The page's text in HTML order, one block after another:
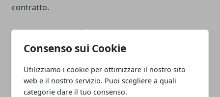
Consenso sui Cookie
Utilizziamo i cookie per ottimizzare il nostro sito
web e il nostro servizio. Puoi scegliere a quali
categorie dare il tuo consenso.
contratto.
Pertanto, lesocietàche operano alivello
internazionale in Austriapossono contare su
positivamente sulla sicurezza sociale nel paese.